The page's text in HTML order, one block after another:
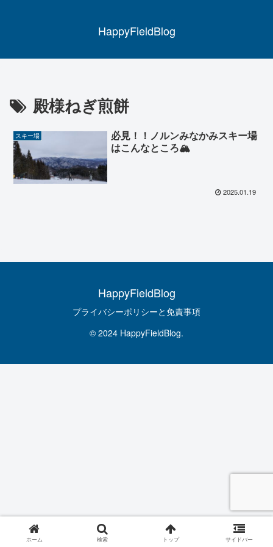
HappyFieldBlog
殿様ねぎ煎餅
スキー場
必見！！ノルンみなかみスキー場
はこんなところ🏔
2025.01.19
HappyFieldBlog
プライバシーポリシーと免責事項
© 2024 HappyFieldBlog.
ホーム 検索 トップ サイドバー